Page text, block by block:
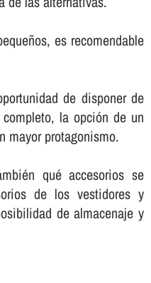
es recomendable
de disponer de
la opción de un
mayor protagonismo.
qué accesorios se
de los vestidores y
de almacenaje y